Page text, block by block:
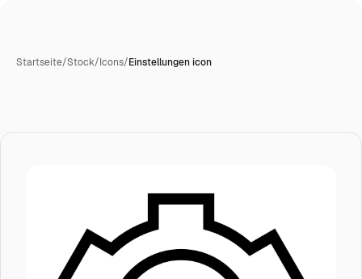
Startseite/Stock/Icons/Einstellungen icon